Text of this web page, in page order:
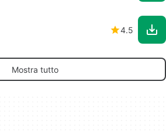
4.5
Mostra tutto